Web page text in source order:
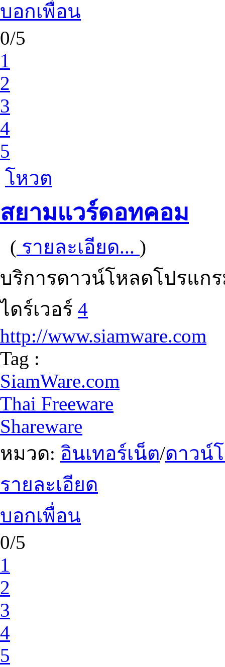
บอกเพื่อน
0/5
1
2
3
4
5
โหวต
สยามแวร์ดอทคอม
( รายละเอียด... )
บริการดาวน์โหลดโปรแก
ไดร์เวอร์ 4
http://www.siamware.com
Tag :
SiamWare.com
Thai Freeware
Shareware
หมวด: อินเทอร์เน็ต/ดาวน์
รายละเอียด
บอกเพื่อน
0/5
1
2
3
4
5